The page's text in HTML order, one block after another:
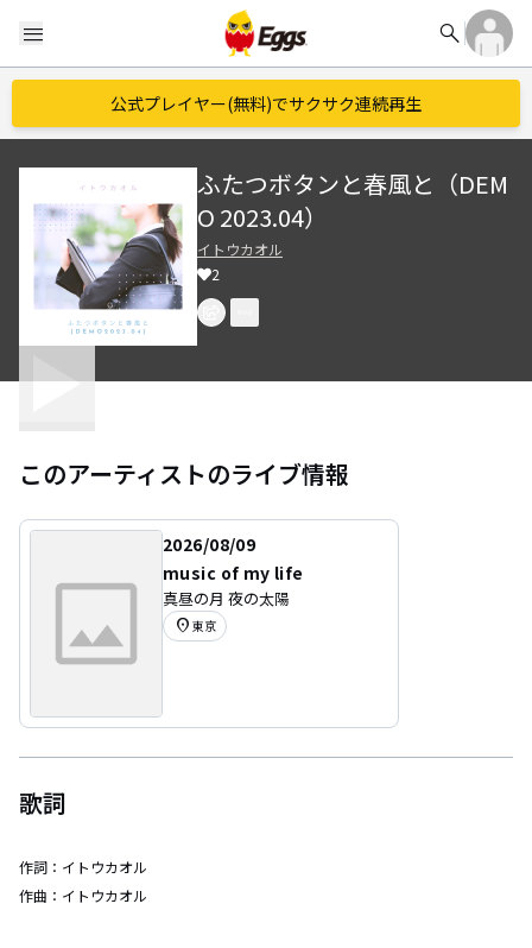
menu search
公式プレイヤー(無料)でサクサク連続再生
ふたつボタンと春風と（DEM
O 2023.04）
イトウカオル
2
このアーティストのライブ情報
2026/08/09
music of my life
真昼の月 夜の太陽
location_on 東京
歌詞
作詞： イトウカオル
作曲： イトウカオル